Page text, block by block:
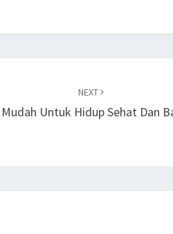
NEXT
Untuk Hidup Sehat Dan